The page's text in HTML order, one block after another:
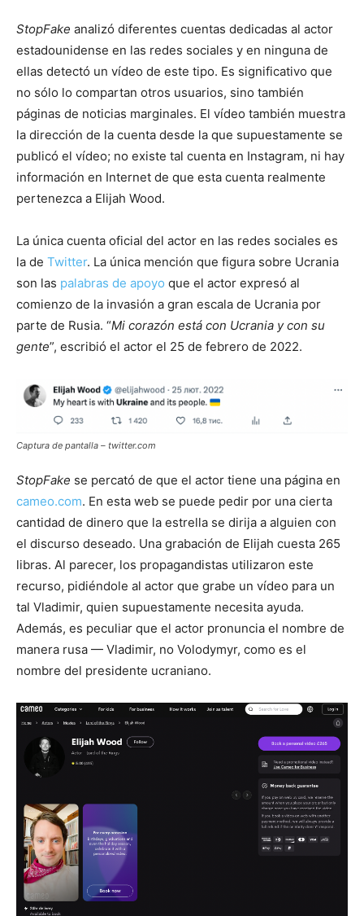
StopFake analizó diferentes cuentas dedicadas al actor
estadounidense en las redes sociales y en ninguna de
ellas detectó un vídeo de este tipo. Es significativo que
no sólo lo compartan otros usuarios, sino también
páginas de noticias marginales. El vídeo también muestra
la dirección de la cuenta desde la que supuestamente se
publicó el vídeo; no existe tal cuenta en Instagram, ni hay
información en Internet de que esta cuenta realmente
pertenezca a Elijah Wood.
La única cuenta oficial del actor en las redes sociales es
la de Twitter. La única mención que figura sobre Ucrania
son las palabras de apoyo que el actor expresó al
comienzo de la invasión a gran escala de Ucrania por
parte de Rusia. “Mi corazón está con Ucrania y con su
gente”, escribió el actor el 25 de febrero de 2022.
Captura de pantalla – twitter.com
StopFake se percató de que el actor tiene una página en
cameo.com. En esta web se puede pedir por una cierta
cantidad de dinero que la estrella se dirija a alguien con
el discurso deseado. Una grabación de Elijah cuesta 265
libras. Al parecer, los propagandistas utilizaron este
recurso, pidiéndole al actor que grabe un vídeo para un
tal Vladimir, quien supuestamente necesita ayuda.
Además, es peculiar que el actor pronuncia el nombre de
manera rusa — Vladimir, no Volodymyr, como es el
nombre del presidente ucraniano.